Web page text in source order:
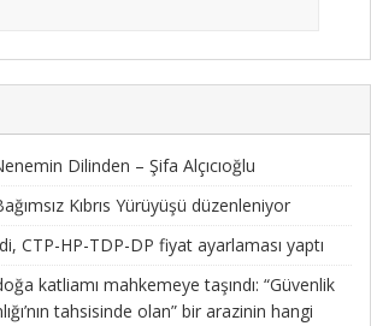
Dilinden – Şifa Alçıcıoğlu
Kıbrıs Yürüyüşü düzenleniyor
CTP-HP-TDP-DP fiyat ayarlaması yaptı
katliamı mahkemeye taşındı: “Güvenlik
tahsisinde olan” bir arazinin hangi